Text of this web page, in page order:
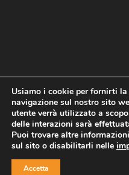
Home Statuto e
Privacy
Cookie
Copyright © 2021
Usiamo i cookie per fornirti
navigazione sul nostro sito
utente verrà utilizzato a
delle interazioni sarà
Puoi trovare altre
sul sito o disabilitarli nelle
Accetta